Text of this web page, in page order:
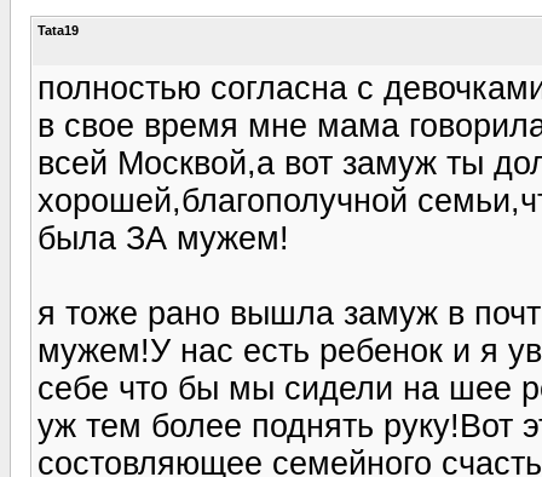
Tata19
полностью согласна с
в свое время мне мама
всей Москвой,а вот замуж ты
хорошей,благополучной
была ЗА мужем!
я тоже рано вышла замуж в
мужем!У нас есть ребенок и я
себе что бы мы сидели на шее
уж тем более поднять руку!Вот
состовляющее семейного